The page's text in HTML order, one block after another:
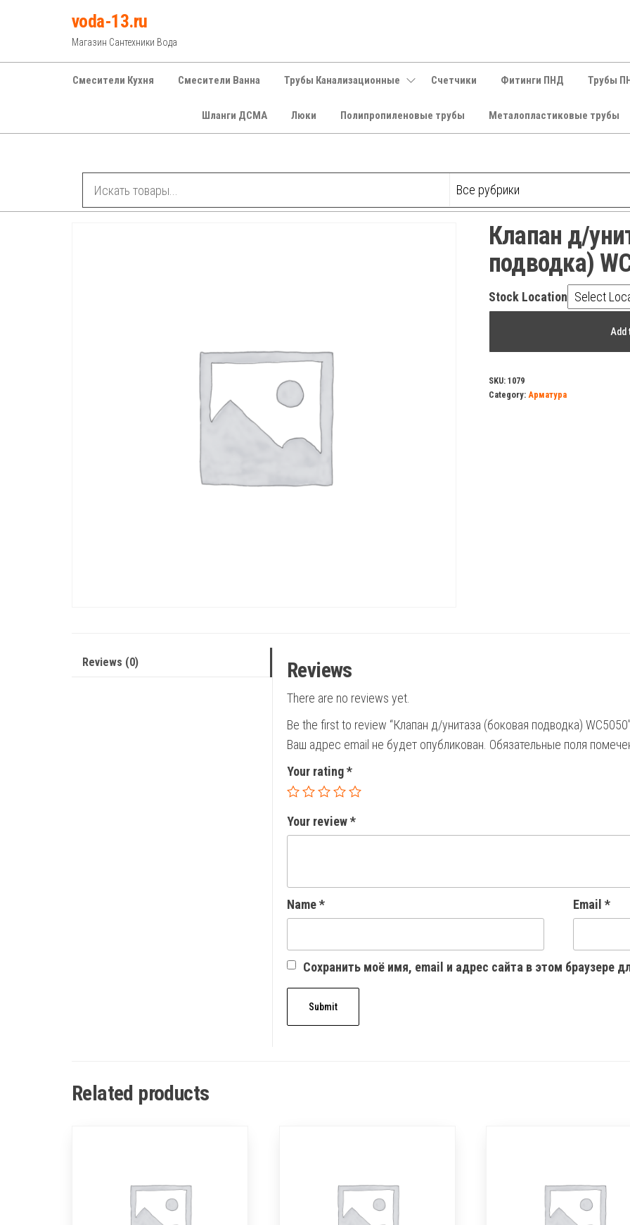
voda-13.ru
Магазин Сантехники Вода
Смесители Кухня Смесители Ванна Трубы Канализационные Счетчики Фитинги ПНД Трубы
Шланги ДСМА Люки Полипропиленовые трубы Металопластиковые трубы
Клапан д/
подводка)
Stock Location
(боковая
подводка)
Add
SKU: 1079
Category: Арматура
Reviews (0) Reviews
There are no reviews yet.
Be the first to review “Клапан д/унитаза (боковая подводка) WC5050”
Ваш адрес email не будет опубликован. Обязательные поля
Your rating*
Your review*
Name* Email *
Сохранить моё имя, email и адрес сайта в этом браузере
Related products